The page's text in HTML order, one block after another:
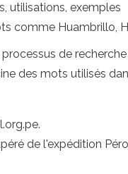
utilisations, exemples
comme Huambrillo,
de
des mots utilisés
de l'expédition